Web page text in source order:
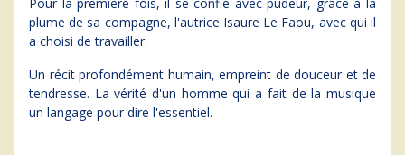
plume de sa compagne, l'autrice Isaure Le Faou, avec qui il
a choisi de travailler.
Un récit profondément humain, empreint de douceur et de
tendresse. La vérité d'un homme qui a fait de la musique
un langage pour dire l'essentiel.